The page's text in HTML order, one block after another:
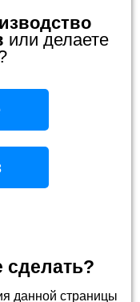
или делаете
сделать?
данной страницы